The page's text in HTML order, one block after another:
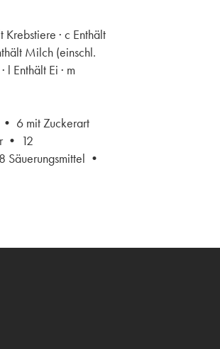
· c Enthält
Milch (einschl.
Enthält Ei · m
6 mit Zuckerart
• 12
•